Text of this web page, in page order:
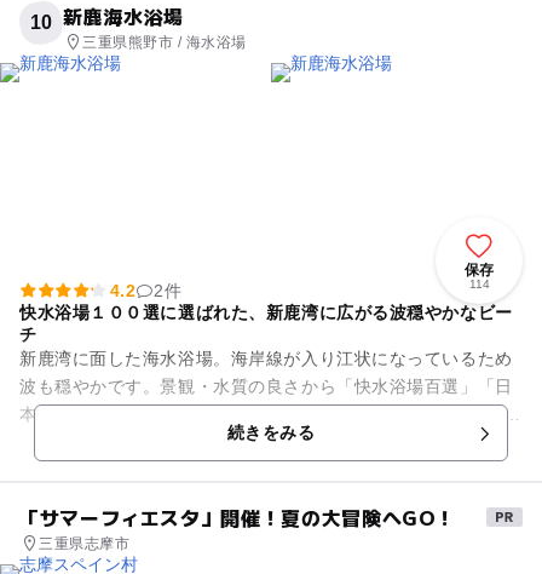
10 新鹿海水浴場
三重県熊野市 / 海水浴場
保存
114
4.2
2件
快水浴場１００選に選ばれた、新鹿湾に広がる波穏やかなビー
チ
新鹿湾に面した海水浴場。海岸線が入り江状になっているため
波も穏やかです。景観・水質の良さから「快水浴場百選」「日
本の水浴場 88選」にも選ばれており、清掃のゆきとどいたビー
チは子どもと遊ぶのにぴ...続きをみる
「サマーフィエスタ」開催！夏の大冒険へGO！
三重県志摩市